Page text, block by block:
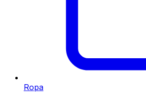
Ropa